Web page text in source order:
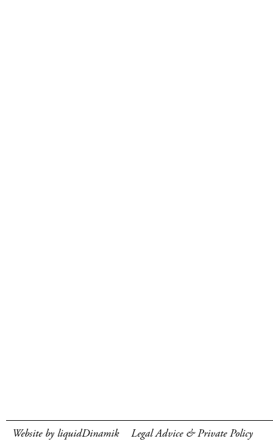
Website by liquidDinamik Legal Advice & Private Policy